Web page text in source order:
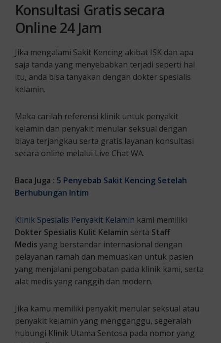
Konsultasi Gratis secara
Online 24 Jam
Jika mengalami Sakit Kencing akibat ISK dan apa
saja tanda yang menyebabkan terjadi seperti hal
itu, anda bisa tanyakan dengan dokter spesialis
kelamin.
Maka carilah referensi klinik untuk penyakit
kelamin dan penyakit menular seksual dengan
biaya terjangkau serta gratis layanan konsultasi
secara online melalui Live Chat WA.
Baca Juga : 5 Penyebab Sakit Kencing Setelah
Berhubungan Intim
Klinik Spesialis Penyakit Kelamin kami memiliki
Dokter Spesialis Kulit Kelamin serta Staff
Medis yang berstandar internasional dengan
pelayanan ramah dan memuaskan untuk pasien
yang menjalani pengobatan pada klinik kami, serta
alat medis yang canggih dan modern.
Jika kamu memiliki penyakit menular seksual atau
penyakit kelamin yang mengganggu, segeralah
hubungi Klinik Utama Sentosa pada nomor yang